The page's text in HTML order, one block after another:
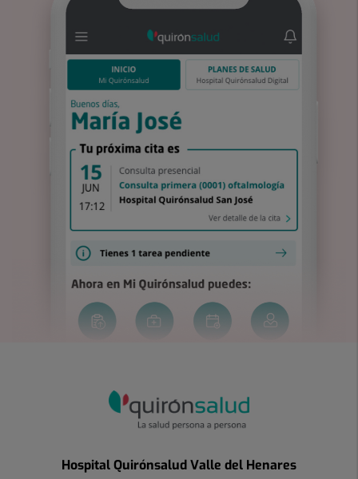
Hospital Quirónsalud Valle del Henares